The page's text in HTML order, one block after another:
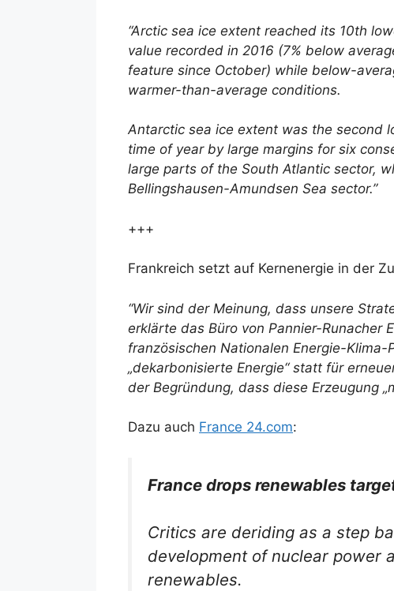
“Arctic sea ice extent reached its 10th
value recorded in 2016 (7% below
feature since October) while below-
warmer-than-average conditions.
Antarctic sea ice extent was the second
time of year by large margins for six
large parts of the South Atlantic sector,
Bellingshausen-Amundsen Sea sector.”
+++
Frankreich setzt auf Kernenergie in der
“Wir sind der Meinung, dass unsere
erklärte das Büro von Pannier-Runacher
französischen Nationalen Energie-
„dekarbonisierte Energie“ statt für
der Begründung, dass diese Erzeugung
Dazu auch France 24.com:
France drops renewables
Critics are deriding as a step
development of nuclear power
renewables.